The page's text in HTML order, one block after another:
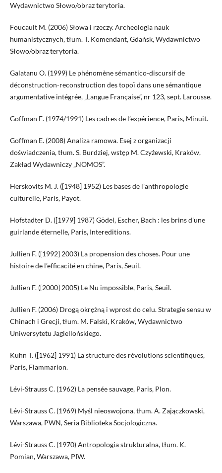
Wydawnictwo Słowo/obraz terytoria.
Foucault M. (2006) Słowa i rzeczy. Archeologia nauk
humanistycznych, tłum. T. Komendant, Gdańsk, Wydawnictwo
Słowo/obraz terytoria.
Galatanu O. (1999) Le phénomène sémantico-discursif de
déconstruction-reconstruction des topoï dans une sémantique
argumentative intégrée, „Langue Française”, nr 123, sept. Larousse.
Goffman E. (1974/1991) Les cadres de l’expérience, Paris, Minuit.
Goffman E. (2008) Analiza ramowa. Esej z organizacji
doświadczenia, tłum. S. Burdziej, wstęp M. Czyżewski, Kraków,
Zakład Wydawniczy „NOMOS”.
Herskovits M. J. ([1948] 1952) Les bases de l’anthropologie
culturelle, Paris, Payot.
Hofstadter D. ([1979] 1987) Gödel, Escher, Bach : les brins d’une
guirlande éternelle, Paris, Intereditions.
Jullien F. ([1992] 2003) La propension des choses. Pour une
histoire de l’efficacité en chine, Paris, Seuil.
Jullien F. ([2000] 2005) Le Nu impossible, Paris, Seuil.
Jullien F. (2006) Drogą okrężną i wprost do celu. Strategie sensu w
Chinach i Grecji, tłum. M. Falski, Kraków, Wydawnictwo
Uniwersytetu Jagiellońskiego.
Kuhn T. ([1962] 1991) La structure des révolutions scientifiques,
Paris, Flammarion.
Lévi-Strauss C. (1962) La pensée sauvage, Paris, Plon.
Lévi-Strauss C. (1969) Myśl nieoswojona, tłum. A. Zajączkowski,
Warszawa, PWN, Seria Biblioteka Socjologiczna.
Lévi-Strauss C. (1970) Antropologia strukturalna, tłum. K.
Pomian, Warszawa, PIW.